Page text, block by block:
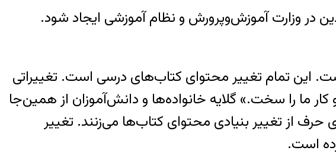
در وزارت آموزش‌و‌پرورش و نظام آموزشی ایجاد شود.
این تمام تغییر محتوای کتاب‌های درسی است. تغییراتی
ما را سخت.» گلایه خانواده‌ها و دانش‌آموزان از همین‌جا
از تغییر بنیادی محتوای کتاب‌ها می‌زنند. تغییر
است.